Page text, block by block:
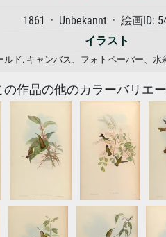
1861 · Unbekannt · 絵画ID:
イラスト
ールド. キャンバス、フォトペーパー
の作品の他のカラーバリエ